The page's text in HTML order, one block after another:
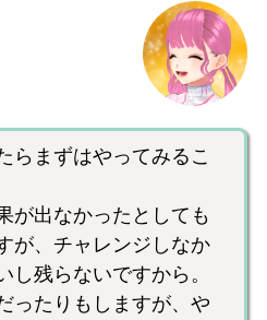
らまずはやってみるこ
が出なかったとしても
が、チャレンジしなか
し残らないですから。
ったりもしますが、や